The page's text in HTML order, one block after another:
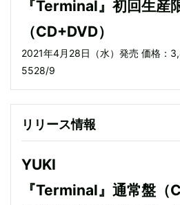
『Terminal』初回生産
（CD+DVD）
2021年4月28日（水）発売 価格：
5528/9
リリース情報
YUKI
『Terminal』通常盤（